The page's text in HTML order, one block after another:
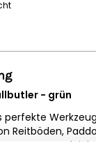
- grün
perfekte
Reitböden,